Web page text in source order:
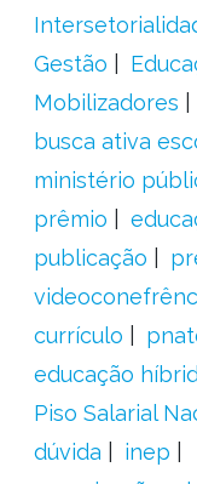
Gestão
Mobilizadores
busca ativa
ministério
prêmio
publicação
currículo
educação
Piso Salarial
dúvida
inep